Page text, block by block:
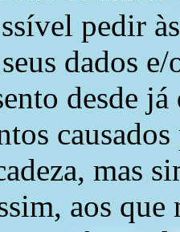
pedir
dados
desde
mas
aos